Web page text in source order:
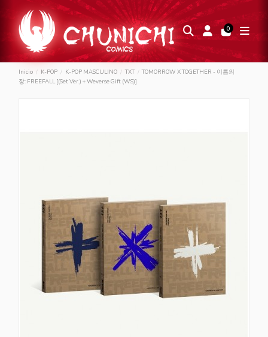
0
Inicio K-POP K-POP MASCULINO TXT
TOMORROW X TOGETHER - 이름의
장: FREEFALL [(Set Ver.) + Weverse Gift (WS)]